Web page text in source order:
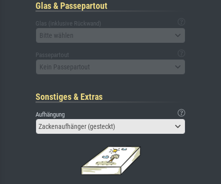
Glas & Passepartout
Glas (inklusive Rückwand)
Bitte wählen
Passepartout
Kein Passepartout
Sonstiges & Extras
Aufhängung
Zackenaufhänger (gesteckt)